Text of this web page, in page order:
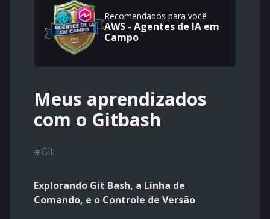
Recomendados para você
AWS - Agentes de IA em
Campo
Meus aprendizados
com o Gitbash
#Git
Explorando Git Bash, a Linha de
Comando, e o Controle de Versão